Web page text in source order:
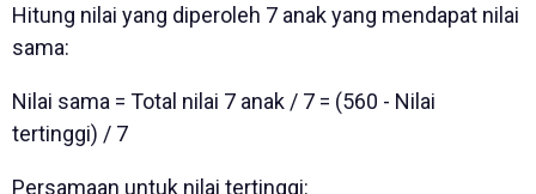
Hitung nilai yang diperoleh 7 anak yang mendapat nilai
sama:
Nilai sama = Total nilai 7 anak / 7 = (560 - Nilai
tertinggi) / 7
Persamaan untuk nilai tertinggi: